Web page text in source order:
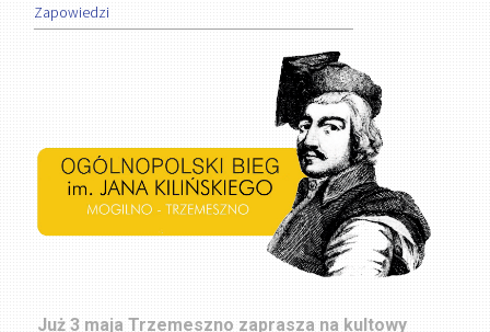
Zapowiedzi
Już 3 maja Trzemeszno zaprasza na kultowy